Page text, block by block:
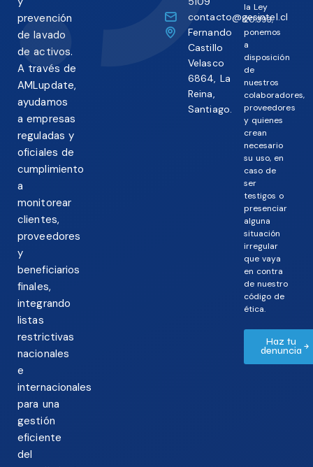
prevención
de lavado
de activos.
A través de
AMLupdate,
ayudamos
a empresas
reguladas y
oficiales de
cumplimiento
a
monitorear
clientes,
proveedores
y
beneficiarios
finales,
integrando
listas
restrictivas
nacionales
e
internacionales
para una
gestión
eficiente
del
contacto@gesintel.cl
Fernando
Castillo
Velasco
6864, La
Reina,
Santiago.
la Ley
20.393,
ponemos
a
disposición
de
nuestros
colaboradores,
proveedores
y quienes
crean
necesario
su uso, en
caso de
ser
testigos o
presenciar
alguna
situación
irregular
que vaya
en contra
de nuestro
código de
ética.
Haz tu
denuncia